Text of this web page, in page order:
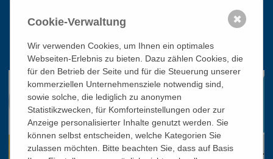
office@bildungswerk.at
Cookie-Verwaltung
Wir verwenden Cookies, um Ihnen ein optimales
Webseiten-Erlebnis zu bieten. Dazu zählen Cookies, die
für den Betrieb der Seite und für die Steuerung unserer
kommerziellen Unternehmensziele notwendig sind,
sowie solche, die lediglich zu anonymen
Statistikzwecken, für Komforteinstellungen oder zur
Anzeige personalisierter Inhalte genutzt werden. Sie
können selbst entscheiden, welche Kategorien Sie
zulassen möchten. Bitte beachten Sie, dass auf Basis
✖